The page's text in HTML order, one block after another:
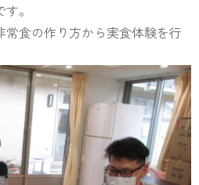
。
常食の作り方から実食体験を行